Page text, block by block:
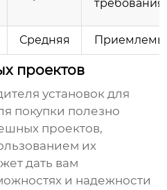
Средняя
проектов
установок для
покупки полезно
проектов,
их
дать вам
и надежности